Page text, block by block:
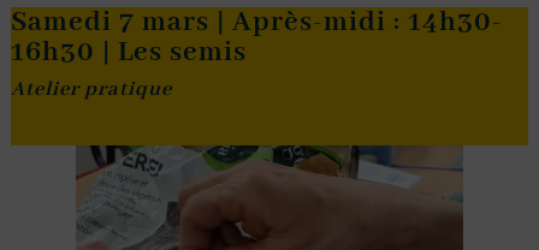
Samedi 7 mars | Après-midi : 14h30-
16h30 | Les semis
Atelier pratique